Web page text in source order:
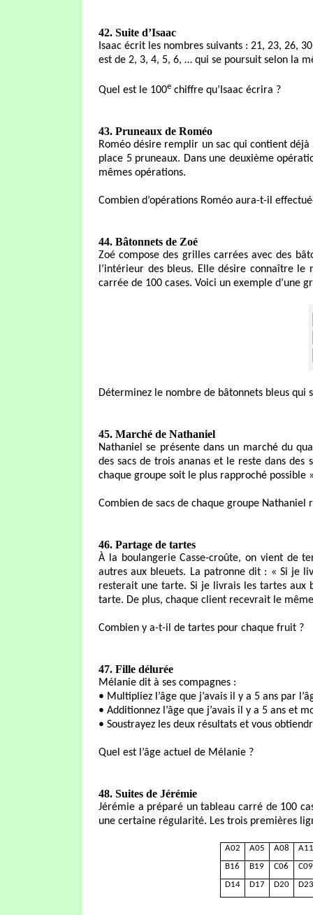
42. Suite d’Isaac
Isaac écrit les nombres suivants : 21, 23, 26,
est de 2, 3, 4, 5, 6, … qui se poursuit selon la
Quel est le 100e chiffre qu’Isaac écrira ?
43. Pruneaux de Roméo
Roméo désire remplir un sac qui contient
place 5 pruneaux. Dans une deuxième
mêmes opérations.
Combien d’opérations Roméo aura-t-il
44. Bâtonnets de Zoé
Zoé compose des grilles carrées avec des
l’intérieur des bleus. Elle désire connaître le
carrée de 100 cases. Voici un exemple d’une
Déterminez le nombre de bâtonnets bleus qui
45. Marché de Nathaniel
Nathaniel se présente dans un marché du
des sacs de trois ananas et le reste dans des
chaque groupe soit le plus rapproché possible
Combien de sacs de chaque groupe Nathaniel
46. Partage de tartes
À la boulangerie Casse-croûte, on vient de
autres aux bleuets. La patronne dit : « Si je
resterait une tarte. Si je livrais les tartes aux
tarte. De plus, chaque client recevrait le
Combien y a-t-il de tartes pour chaque fruit ?
47. Fille délurée
Mélanie dit à ses compagnes :
• Multipliez l’âge que j’avais il y a 5 ans par
• Additionnez l’âge que j’avais il y a 5 ans et
• Soustrayez les deux résultats et vous
Quel est l’âge actuel de Mélanie ?
48. Suites de Jérémie
Jérémie a préparé un tableau carré de 100
une certaine régularité. Les trois premières
A02 A05 A08
A11
B16
B19 C06
C09
D14
D17 D20 D23